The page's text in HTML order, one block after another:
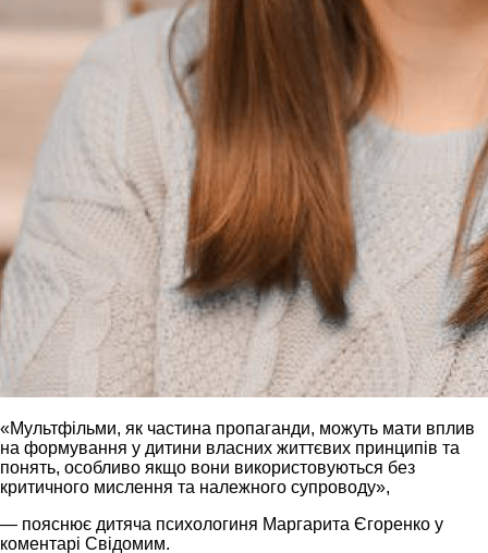
«Мультфільми, як частина пропаганди, можуть мати вплив
на формування у дитини власних життєвих принципів та
понять, особливо якщо вони використовуються без
критичного мислення та належного супроводу»,
— пояснює дитяча психологиня Маргарита Єгоренко у
коментарі Свідомим.